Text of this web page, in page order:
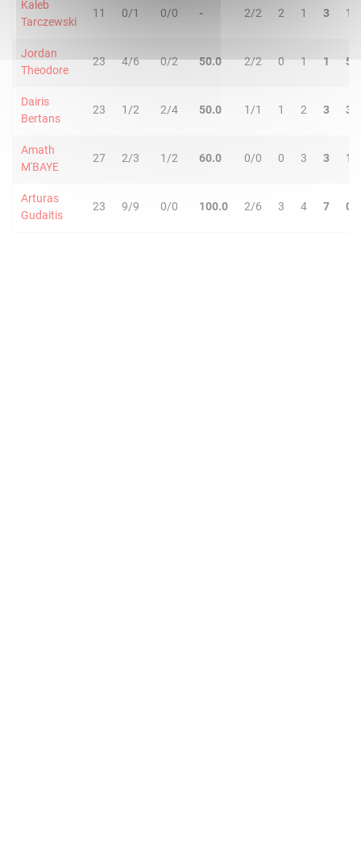
Kaleb
Tarczewski
11 0/1 0/0 - 2/2 2 1 3 1
Jordan
Theodore
23 4/6 0/2 50.0 2/2 0 1 1 5
Dairis
Bertans
23 1/2 2/4 50.0 1/1 1 2 3 3
Amath
M'BAYE
27 2/3 1/2 60.0 0/0 0 3 3 1
Arturas
Gudaitis
23 9/9 0/0 100.0 2/6 3 4 7 0